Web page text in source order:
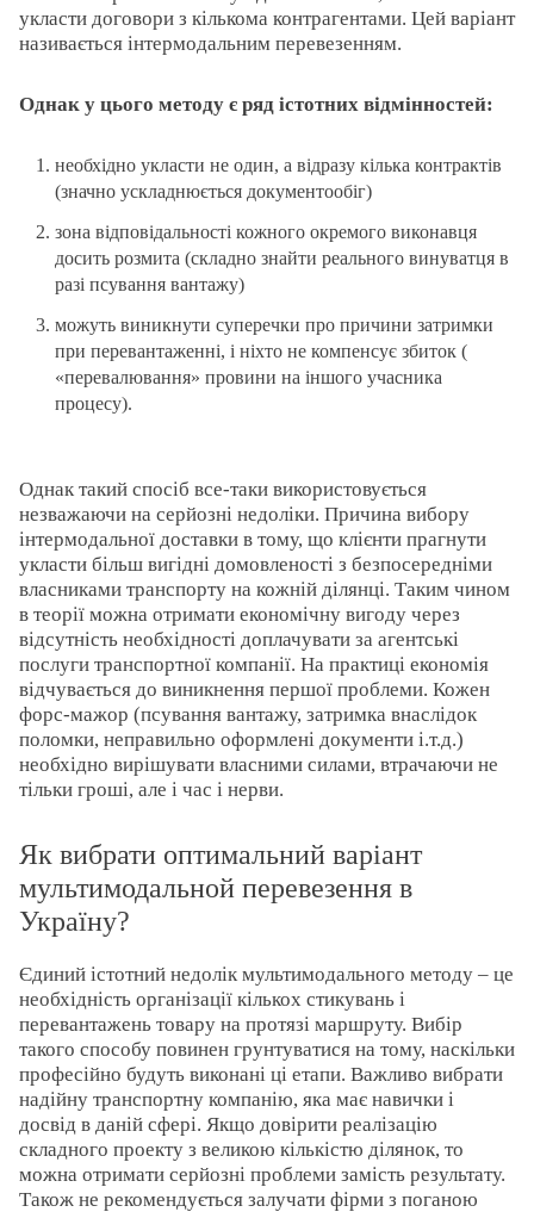
укласти договори з кількома контрагентами. Цей варіант
називається інтермодальним перевезенням.
Однак у цього методу є ряд істотних відмінностей:
необхідно укласти не один, а відразу кілька контрактів
(значно ускладнюється документообіг)
зона відповідальності кожного окремого виконавця
досить розмита (складно знайти реального винуватця в
разі псування вантажу)
можуть виникнути суперечки про причини затримки
при перевантаженні, і ніхто не компенсує збиток (
«перевалювання» провини на іншого учасника
процесу).
Однак такий спосіб все-таки використовується
незважаючи на серйозні недоліки. Причина вибору
інтермодальної доставки в тому, що клієнти прагнути
укласти більш вигідні домовленості з безпосередніми
власниками транспорту на кожній ділянці. Таким чином
в теорії можна отримати економічну вигоду через
відсутність необхідності доплачувати за агентські
послуги транспортної компанії. На практиці економія
відчувається до виникнення першої проблеми. Кожен
форс-мажор (псування вантажу, затримка внаслідок
поломки, неправильно оформлені документи і.т.д.)
необхідно вирішувати власними силами, втрачаючи не
тільки гроші, але і час і нерви.
Як вибрати оптимальний варіант
мультимодальной перевезення в
Україну?
Єдиний істотний недолік мультимодального методу – це
необхідність організації кількох стикувань і
перевантажень товару на протязі маршруту. Вибір
такого способу повинен грунтуватися на тому, наскільки
професійно будуть виконані ці етапи. Важливо вибрати
надійну транспортну компанію, яка має навички і
досвід в даній сфері. Якщо довірити реалізацію
складного проекту з великою кількістю ділянок, то
можна отримати серйозні проблеми замість результату.
Також не рекомендується залучати фірми з поганою